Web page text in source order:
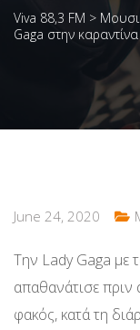
Viva 88,3 FM >
Gaga στην
June 24, 2020
Την Lady Gaga με
απαθανάτισε πριν
φακός, κατά τη